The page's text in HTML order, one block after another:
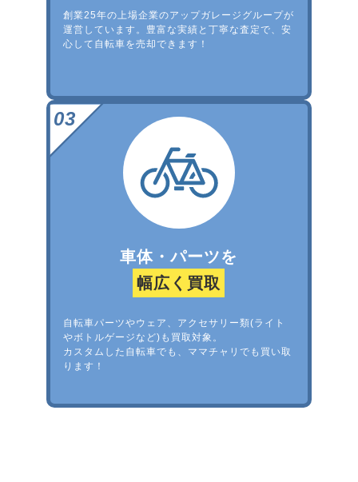
創業25年の上場企業のアップガレージグループが
運営しています。豊富な実績と丁寧な査定で、安
心して自転車を売却できます！
車体・パーツを
幅広く買取
自転車パーツやウェア、アクセサリー類(ライト
やボトルゲージなど)も買取対象。
カスタムした自転車でも、ママチャリでも買い取
ります！